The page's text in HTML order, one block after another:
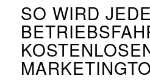
SO WIRD JEDE